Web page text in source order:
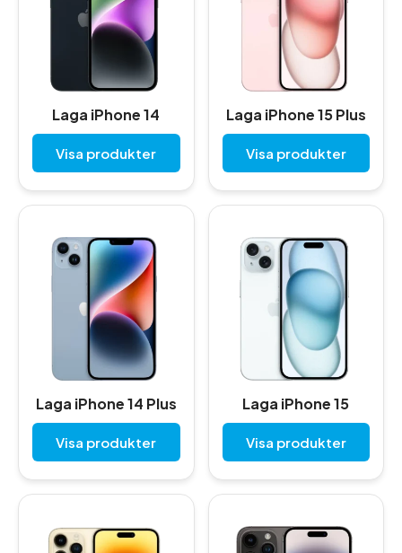
Laga iPhone 14
Visa produkter
Laga iPhone 15 Plus
Visa produkter
Laga iPhone 14 Plus
Visa produkter
Laga iPhone 15
Visa produkter